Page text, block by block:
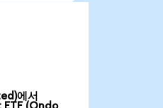
에서